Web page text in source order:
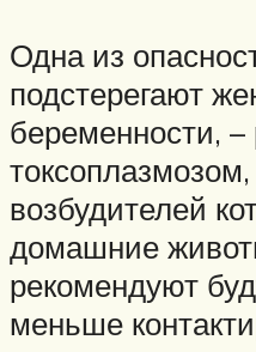
Одна из
подстерегают
беременности,
возбудителей
домашние
рекомендуют
меньше